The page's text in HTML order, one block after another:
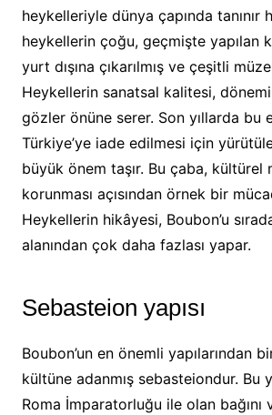
heykelleriyle dünya çapında tanınır
heykellerin çoğu, geçmişte yapılan
yurt dışına çıkarılmış ve çeşitli
Heykellerin sanatsal kalitesi,
gözler önüne serer. Son yıllarda bu
Türkiye’ye iade edilmesi için
büyük önem taşır. Bu çaba, kültürel
korunması açısından örnek bir
Heykellerin hikâyesi, Boubon’u
alanından çok daha fazlası yapar.
Sebasteion yapısı
Boubon’un en önemli yapılarından
kültüne adanmış sebasteiondur. Bu
Roma İmparatorluğu ile olan bağını